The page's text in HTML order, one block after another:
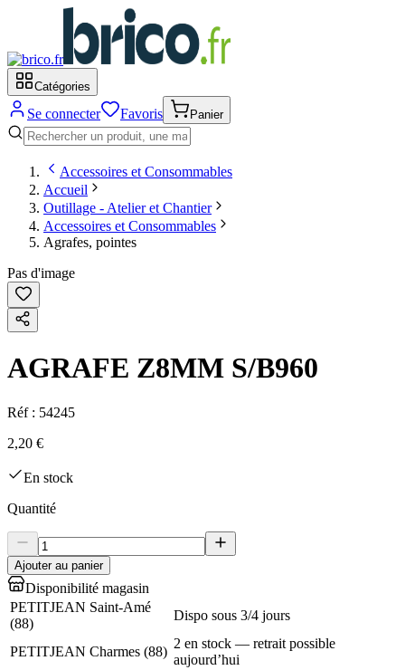
Catégories
Se connecter Favoris Panier
Accessoires et Consommables
Accueil
Outillage - Atelier et Chantier
Accessoires et Consommables
Agrafes, pointes
Pas d'image
AGRAFE Z8MM S/B960
Réf : 54245
2,20 €
En stock
Quantité
Ajouter au panier
Disponibilité magasin
PETITJEAN Saint-Amé
(88)
Dispo sous 3/4 jours
PETITJEAN Charmes (88)
2 en stock — retrait possible
aujourd’hui